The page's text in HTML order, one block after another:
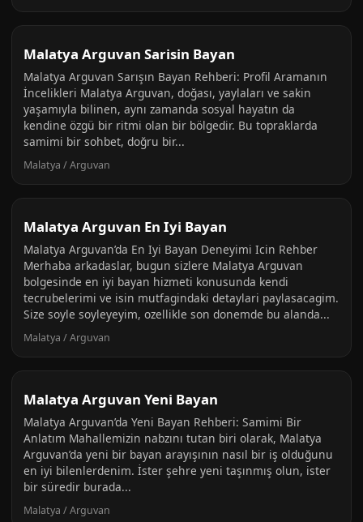
Malatya Arguvan Sarisin Bayan
Malatya Arguvan Sarışın Bayan Rehberi: Profil Aramanın
İncelikleri Malatya Arguvan, doğası, yaylaları ve sakin
yaşamıyla bilinen, aynı zamanda sosyal hayatın da
kendine özgü bir ritmi olan bir bölgedir. Bu topraklarda
samimi bir sohbet, doğru bir...
Malatya / Arguvan
Malatya Arguvan En Iyi Bayan
Malatya Arguvan’da En Iyi Bayan Deneyimi Icin Rehber
Merhaba arkadaslar, bugun sizlere Malatya Arguvan
bolgesinde en iyi bayan hizmeti konusunda kendi
tecrubelerimi ve isin mutfagindaki detaylari paylasacagim.
Size soyle soyleyeyim, ozellikle son donemde bu alanda...
Malatya / Arguvan
Malatya Arguvan Yeni Bayan
Malatya Arguvan’da Yeni Bayan Rehberi: Samimi Bir
Anlatım Mahallemizin nabzını tutan biri olarak, Malatya
Arguvan’da yeni bir bayan arayışının nasıl bir iş olduğunu
en iyi bilenlerdenim. İster şehre yeni taşınmış olun, ister
bir süredir burada...
Malatya / Arguvan